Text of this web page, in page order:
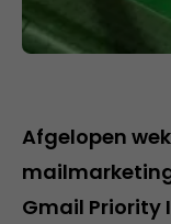
Afgelopen
Gmail Priority